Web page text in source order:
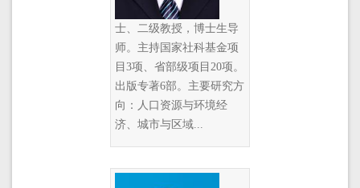
士、二级教授，博士生导
师。主持国家社科基金项
目3项、省部级项目20项。
出版专著6部。主要研究方
向：人口资源与环境经
济、城市与区域...